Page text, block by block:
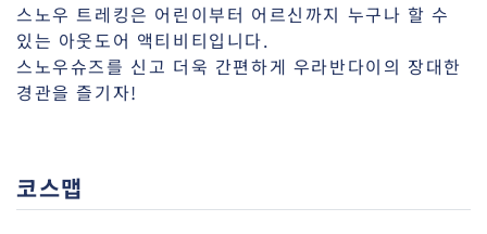
스노우 트레킹은 어린이부터 어르신까지 누구나 할 수
있는 아웃도어 액티비티입니다.
스노우슈즈를 신고 더욱 간편하게 우라반다이의 장대한
경관을 즐기자!
코스맵